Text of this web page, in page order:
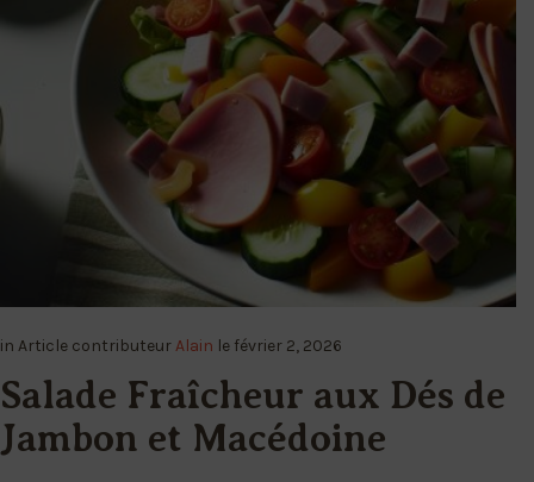
in Article contributeurAlain le février 2, 2026
Salade Fraîcheur aux Dés de
Jambon et Macédoine